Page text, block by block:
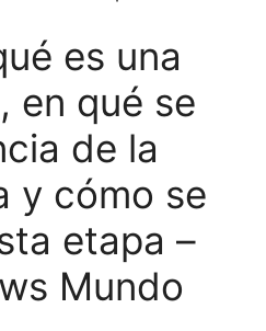
es una
en qué se
de la
y cómo se
etapa –
Mundo